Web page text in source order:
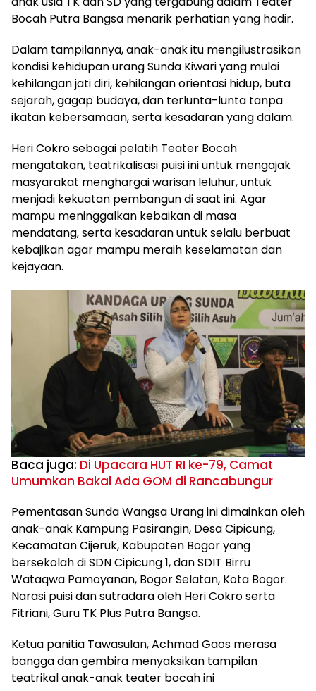
Bocah Putra Bangsa menarik perhatian yang hadir.
Dalam tampilannya, anak-anak itu mengilustrasikan
kondisi kehidupan urang Sunda Kiwari yang mulai
kehilangan jati diri, kehilangan orientasi hidup, buta
sejarah, gagap budaya, dan terlunta-lunta tanpa
ikatan kebersamaan, serta kesadaran yang dalam.
Heri Cokro sebagai pelatih Teater Bocah
mengatakan, teatrikalisasi puisi ini untuk mengajak
masyarakat menghargai warisan leluhur, untuk
menjadi kekuatan pembangun di saat ini. Agar
mampu meninggalkan kebaikan di masa
mendatang, serta kesadaran untuk selalu berbuat
kebajikan agar mampu meraih keselamatan dan
kejayaan.
Baca juga: Di Upacara HUT RI ke-79, Camat
Umumkan Bakal Ada GOM di Rancabungur
Pementasan Sunda Wangsa Urang ini dimainkan oleh
anak-anak Kampung Pasirangin, Desa Cipicung,
Kecamatan Cijeruk, Kabupaten Bogor yang
bersekolah di SDN Cipicung 1, dan SDIT Birru
Wataqwa Pamoyanan, Bogor Selatan, Kota Bogor.
Narasi puisi dan sutradara oleh Heri Cokro serta
Fitriani, Guru TK Plus Putra Bangsa.
Ketua panitia Tawasulan, Achmad Gaos merasa
bangga dan gembira menyaksikan tampilan
teatrikal anak-anak teater bocah ini